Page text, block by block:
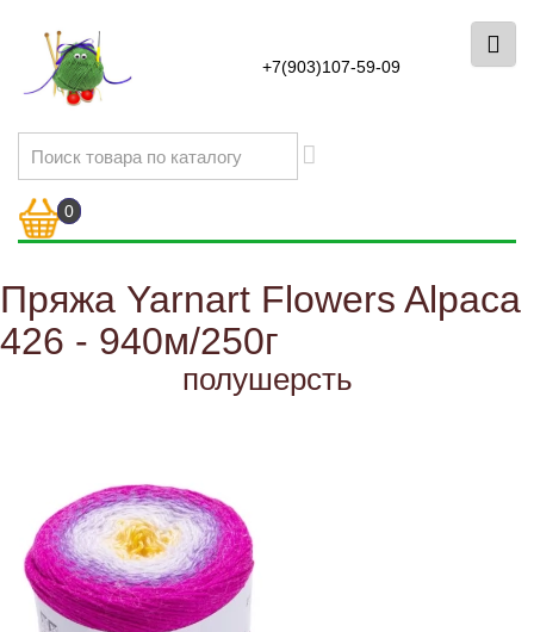
+7(903)107-59-09
0
Пряжа Yarnart Flowers Alpaca
426 - 940м/250г
полушерсть